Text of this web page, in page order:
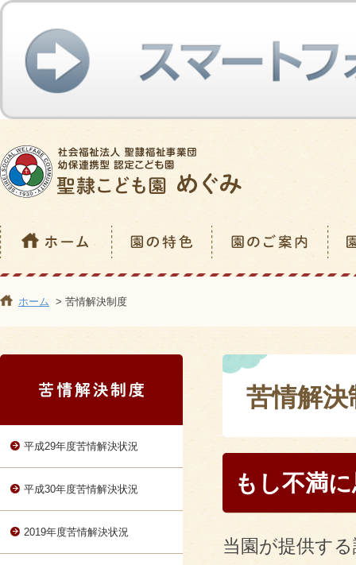
ホーム > 苦情解決制度
苦情解決
もし不満
当園が提供す
平成29年度苦情解決状況
平成30年度苦情解決状況
2019年度苦情解決状況